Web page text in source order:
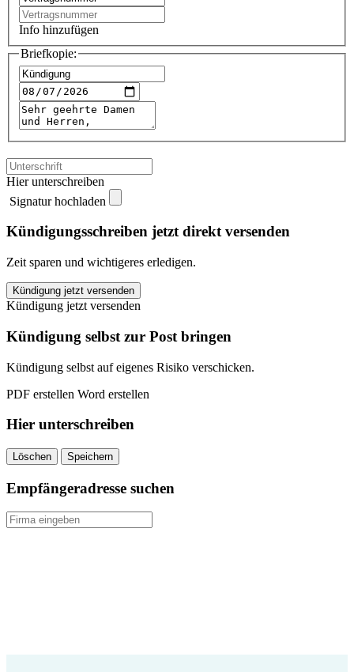
Info hinzufügen
Briefkopie:
Hier unterschreiben
Signatur hochladen
Kündigungsschreiben jetzt direkt versenden
Zeit sparen und wichtigeres erledigen.
VDE
kündigen
quantity
Kündigung jetzt versenden
Kündigung jetzt versenden
Kündigung selbst zur Post bringen
Kündigung selbst auf eigenes Risiko verschicken.
PDF erstellen Word erstellen
Hier unterschreiben
Löschen Speichern
Empfängeradresse suchen